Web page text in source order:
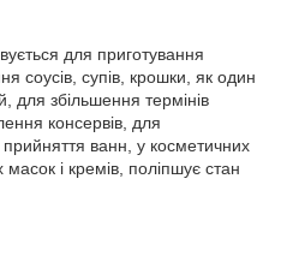
для приготування
соусів, супів, крошки, як один
для збільшення термінів
консервів, для
прийняття ванн, у косметичних
масок і кремів, поліпшує стан